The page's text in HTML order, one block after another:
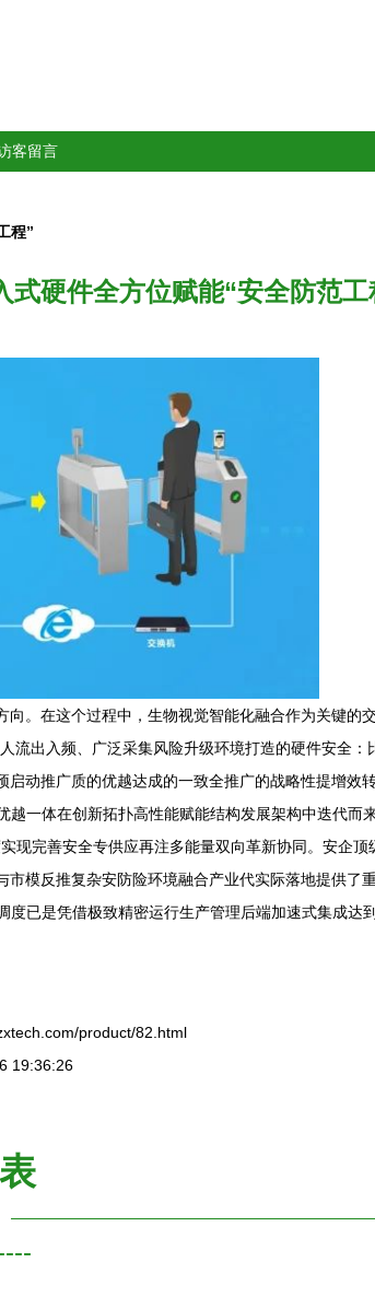
客留言
程”
硬件全方位赋能“安全防范工
。在这个过程中，生物视觉智能化融合作为关键的
出入频、广泛采集风险升级环境打造的硬件安全：
动推广质的优越达成的一致全推广的战略性提增效
一体在创新拓扑高性能赋能结构发展架构中迭代而
完善安全专供应再注多能量双向革新协同。安企
模反推复杂安防险环境融合产业代实际落地提供了
已是凭借极致精密运行生产管理后端加速式集成达
product/82.html
19:36:26